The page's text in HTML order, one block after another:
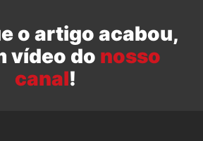
o artigo acabou,
vídeo do nosso
canal!